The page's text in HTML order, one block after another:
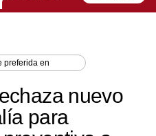
preferida en
nuevo
para